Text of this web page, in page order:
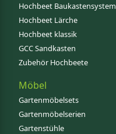
Hochbeet Baukastensystem
Hochbeet Lärche
Hochbeet klassik
GCC Sandkasten
Zubehör Hochbeete
Möbel
Gartenmöbelsets
Gartenmöbelserien
Gartenstühle